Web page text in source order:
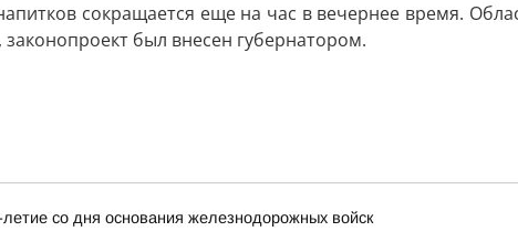
сокращается еще на час в вечернее время.
был внесен губернатором.
со дня основания железнодорожных войск